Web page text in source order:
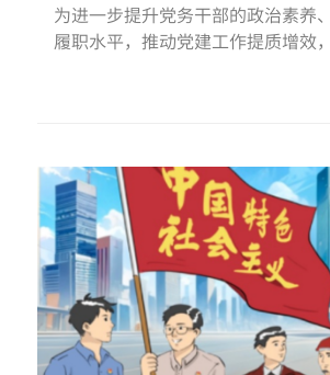
为进一步提升党务干部的政治素养
履职水平，推动党建工作提质增效